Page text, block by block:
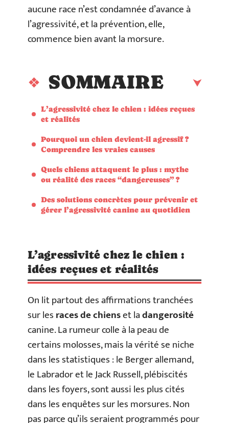
aucune race n’est condamnée d’avance à
l’agressivité, et la prévention, elle,
commence bien avant la morsure.
SOMMAIRE
L’agressivité chez le chien : idées reçues
et réalités
Pourquoi un chien devient-il agressif ?
Comprendre les vraies causes
Quels chiens attaquent le plus : mythe
ou réalité des races “dangereuses” ?
Des solutions concrètes pour prévenir et
gérer l’agressivité canine au quotidien
L’agressivité chez le chien :
idées reçues et réalités
On lit partout des affirmations tranchées
sur lesraces de chienset ladangerosité
canine. La rumeur colle à la peau de
certains molosses, mais la vérité se niche
dans les statistiques : le Berger allemand,
le Labrador et le Jack Russell, plébiscités
dans les foyers, sont aussi les plus cités
dans les enquêtes sur les morsures. Non
pas parce qu’ils seraient programmés pour